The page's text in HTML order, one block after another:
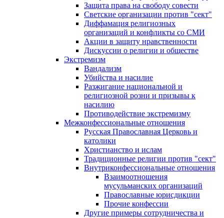
Защита права на свободу совести
Светские организации против "сект"
Диффамация религиозных
организаций и конфликты со СМИ
Акции в защиту нравственности
Дискуссии о религии и обществе
Экстремизм
Вандализм
Убийства и насилие
Разжигание национальной и
религиозной розни и призывы к
насилию
Противодействие экстремизму
Межконфессиональные отношения
Русская Православная Церковь и
католики
Христианство и ислам
Традиционные религии против "сект"
Внутриконфессиональные отношения
Взаимоотношения
мусульманских организаций
Православные юрисдикции
Прочие конфессии
Другие примеры сотрудничества и